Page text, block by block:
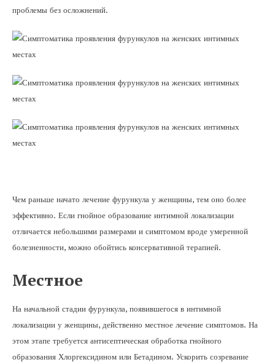
проблемы без осложнений.
Чем раньше начато лечение фурункула у женщины, тем оно более
эффективно. Если гнойное образование интимной локализации
отличается небольшими размерами и симптомом вроде умеренной
болезненности, можно обойтись консервативной терапией.
Местное
На начальной стадии фурункула, появившегося в интимной
локализации у женщины, действенно местное лечение симптомов. На
этом этапе требуется антисептическая обработка гнойного
образования Хлоргексидином или Бетадином. Ускорить созревание